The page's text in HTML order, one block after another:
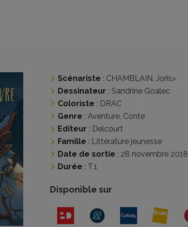
Scénariste : CHAMBLAIN, Joris>
Dessinateur : Sandrine Goalec
Coloriste : DRAC
Genre : Aventure, Conte
Editeur : Delcourt
Famille : Littérature jeunesse
Date de sortie : 28 novembre 2018
Durée : T.1
Disponible sur